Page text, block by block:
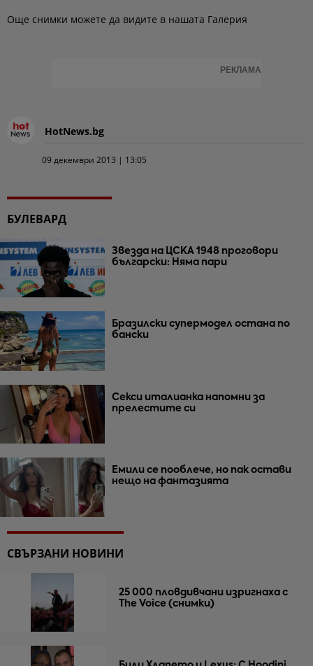
Още снимки можете да видите в нашата Галерия
РЕКЛАМА
HotNews.bg
09 декември 2013 | 13:05
БУЛЕВАРД
Звезда на ЦСКА 1948 проговори
български: Няма пари
Бразилски супермодел остана по
бански
Секси италианка напомни за
прелестите си
Емили се пооблече, но пак остави
нещо на фантазията
СВЪРЗАНИ НОВИНИ
25 000 пловдивчани изригнаха с
The Voice (снимки)